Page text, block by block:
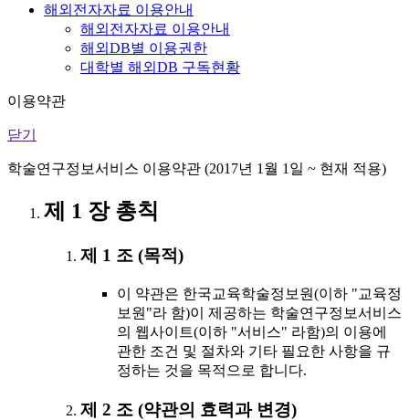
해외전자자료 이용안내
해외전자자료 이용안내
해외DB별 이용권한
대학별 해외DB 구독현황
이용약관
닫기
학술연구정보서비스 이용약관 (2017년 1월 1일 ~ 현재 적용)
제 1 장 총칙
제 1 조 (목적)
이 약관은 한국교육학술정보원(이하 "교육정
보원"라 함)이 제공하는 학술연구정보서비스
의 웹사이트(이하 "서비스" 라함)의 이용에
관한 조건 및 절차와 기타 필요한 사항을 규
정하는 것을 목적으로 합니다.
제 2 조 (약관의 효력과 변경)